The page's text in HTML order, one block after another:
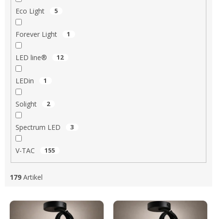
Eco Light 5
Forever Light 1
LED line® 12
LEDin 1
Solight 2
Spectrum LED 3
V-TAC 155
179 Artikel